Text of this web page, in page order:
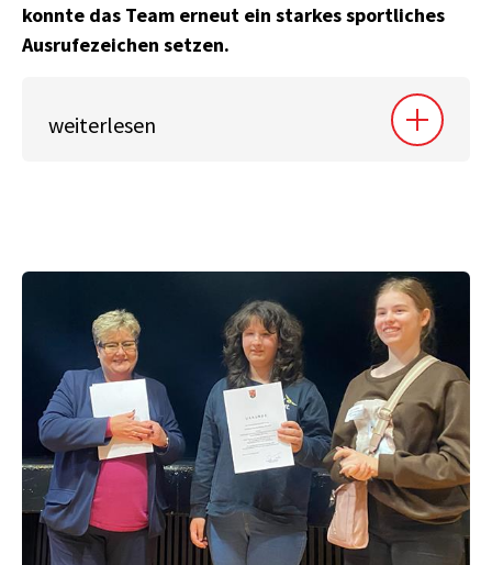
konnte das Team erneut ein starkes sportliches
Ausrufezeichen setzen.
weiterlesen